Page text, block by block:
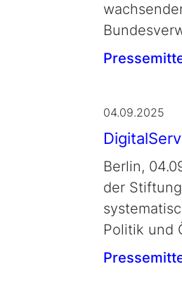
04.09.2025
Berlin,
der
Politik und